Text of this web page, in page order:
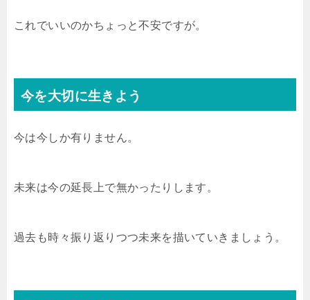
これでいいのかちょっと不安ですが。
今を大切に生きよう
今は今しか有りません。
未来は今の延長上で無かったりします。
過去も時々振り返りつつ未来を描いていきましょう。